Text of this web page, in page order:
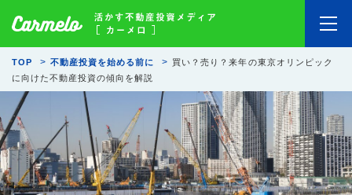
TOP 不動産投資を始める前に
買い？売り？来年の東京オリンピック
に向けた不動産投資の傾向を解説